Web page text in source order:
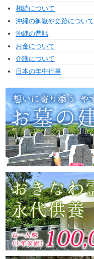
相続について
沖縄の御嶽や史跡について
沖縄の昔話
お金について
介護について
日本の年中行事